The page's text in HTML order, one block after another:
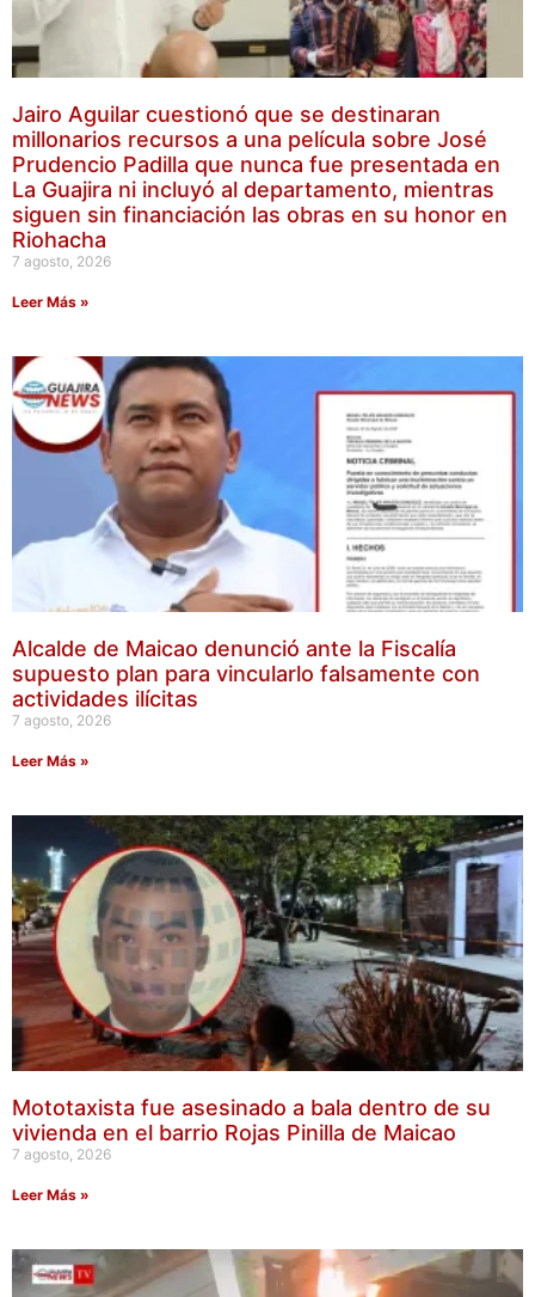
Jairo Aguilar cuestionó que se destinaran
millonarios recursos a una película sobre José
Prudencio Padilla que nunca fue presentada en
La Guajira ni incluyó al departamento, mientras
siguen sin financiación las obras en su honor en
Riohacha
7 agosto, 2026
Leer Más »
Alcalde de Maicao denunció ante la Fiscalía
supuesto plan para vincularlo falsamente con
actividades ilícitas
7 agosto, 2026
Leer Más »
Mototaxista fue asesinado a bala dentro de su
vivienda en el barrio Rojas Pinilla de Maicao
7 agosto, 2026
Leer Más »